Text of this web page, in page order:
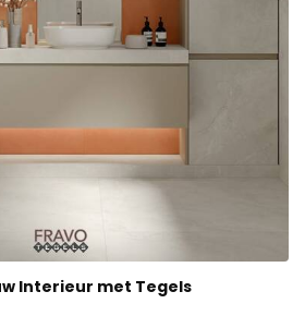
Interieur met Tegels